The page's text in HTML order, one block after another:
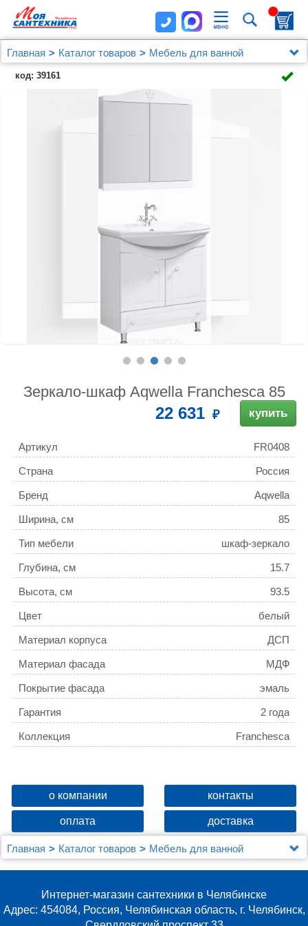
Главная Каталог товаров
Мебель для ванной
Зеркальные шкафы
Зеркало-шкаф Aqwella Franchesca 85
код: 39161
Зеркало-шкаф Aqwella Franchesca 85
22 631 купить
Артикул FR0408
Страна Россия
Бренд Aqwella
Ширина, см 85
Тип мебели шкаф-зеркало
Глубина, см 15.7
Высота, см 93.5
Цвет белый
Материал корпуса ДСП
Материал фасада МДФ
Покрытие фасада эмаль
Гарантия 2 года
Коллекция Franchesca
о компании контакты
оплата доставка
Главная Каталог товаров
Мебель для ванной
Зеркальные шкафы
Интернет-магазин сантехники в Челябинске
Адрес: 454084, Россия, Челябинская область, г. Челябинск,